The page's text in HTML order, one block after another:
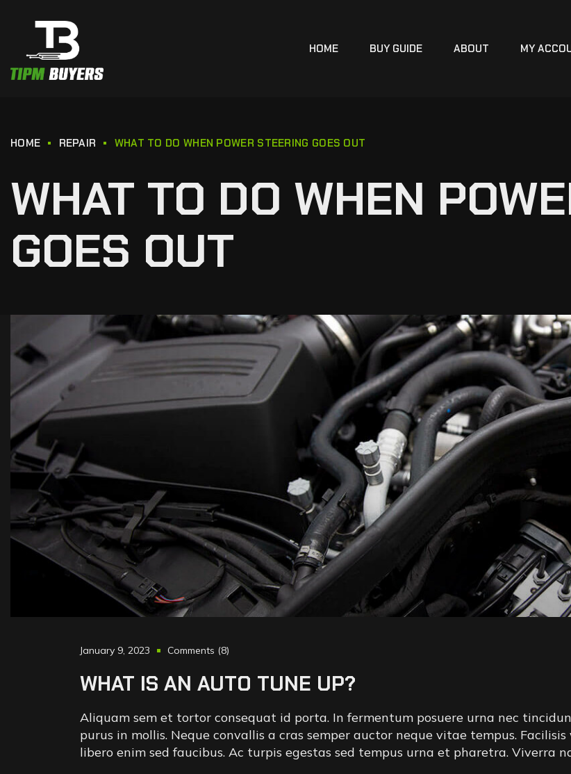
HOME BUY GUIDE ABOUT MY
HOME REPAIR WHAT TO DO WHEN POWER STEERING GOES OUT
WHAT TO DO WHEN
GOES OUT
January 9, 2023 Comments (8)
WHAT IS AN AUTO TUNE UP?
Aliquam sem et tortor consequat id porta. In fermentum posuere urna nec
purus in mollis. Neque convallis a cras semper auctor neque vitae tempus.
libero enim sed faucibus. Ac turpis egestas sed tempus urna et pharetra. Viverra